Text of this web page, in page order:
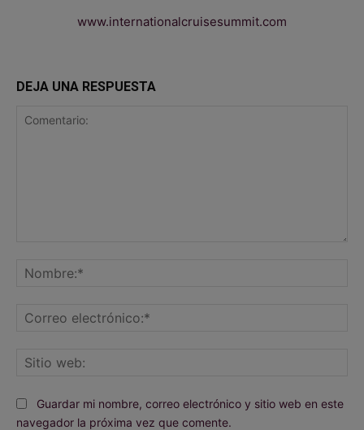
www.internationalcruisesummit.com
DEJA UNA RESPUESTA
Guardar mi nombre, correo electrónico y sitio web en este
navegador la próxima vez que comente.